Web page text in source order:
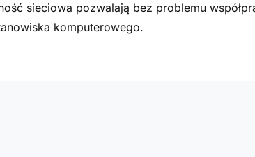
sieciowa pozwalają bez problemu
komputerowego.